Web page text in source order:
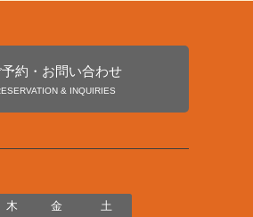
予約・お問い合わせ
& INQUIRIES
木 金 土